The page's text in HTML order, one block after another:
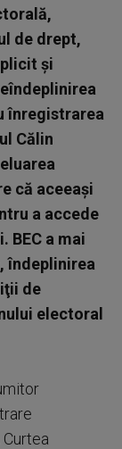
de drept,
şi
înregistrarea
Călin
că aceeaşi
a accede
BEC a mai
îndeplinirea
de
electoral